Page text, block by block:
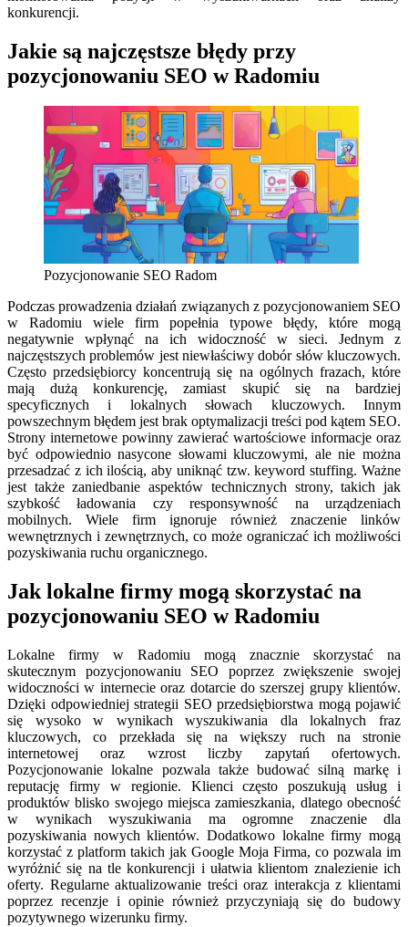
konkurencji.
Jakie są najczęstsze błędy przy
pozycjonowaniu SEO w Radomiu
Pozycjonowanie SEO Radom
Podczas prowadzenia działań związanych z pozycjonowaniem SEO
w Radomiu wiele firm popełnia typowe błędy, które mogą
negatywnie wpłynąć na ich widoczność w sieci. Jednym z
najczęstszych problemów jest niewłaściwy dobór słów kluczowych.
Często przedsiębiorcy koncentrują się na ogólnych frazach, które
mają dużą konkurencję, zamiast skupić się na bardziej
specyficznych i lokalnych słowach kluczowych. Innym
powszechnym błędem jest brak optymalizacji treści pod kątem SEO.
Strony internetowe powinny zawierać wartościowe informacje oraz
być odpowiednio nasycone słowami kluczowymi, ale nie można
przesadzać z ich ilością, aby uniknąć tzw. keyword stuffing. Ważne
jest także zaniedbanie aspektów technicznych strony, takich jak
szybkość ładowania czy responsywność na urządzeniach
mobilnych. Wiele firm ignoruje również znaczenie linków
wewnętrznych i zewnętrznych, co może ograniczać ich możliwości
pozyskiwania ruchu organicznego.
Jak lokalne firmy mogą skorzystać na
pozycjonowaniu SEO w Radomiu
Lokalne firmy w Radomiu mogą znacznie skorzystać na
skutecznym pozycjonowaniu SEO poprzez zwiększenie swojej
widoczności w internecie oraz dotarcie do szerszej grupy klientów.
Dzięki odpowiedniej strategii SEO przedsiębiorstwa mogą pojawić
się wysoko w wynikach wyszukiwania dla lokalnych fraz
kluczowych, co przekłada się na większy ruch na stronie
internetowej oraz wzrost liczby zapytań ofertowych.
Pozycjonowanie lokalne pozwala także budować silną markę i
reputację firmy w regionie. Klienci często poszukują usług i
produktów blisko swojego miejsca zamieszkania, dlatego obecność
w wynikach wyszukiwania ma ogromne znaczenie dla
pozyskiwania nowych klientów. Dodatkowo lokalne firmy mogą
korzystać z platform takich jak Google Moja Firma, co pozwala im
wyróżnić się na tle konkurencji i ułatwia klientom znalezienie ich
oferty. Regularne aktualizowanie treści oraz interakcja z klientami
poprzez recenzje i opinie również przyczyniają się do budowy
pozytywnego wizerunku firmy.